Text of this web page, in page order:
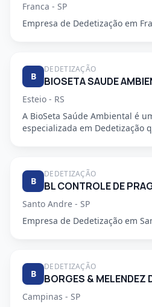
Franca - SP
Empresa de Dedetização em
B
DEDETIZAÇÃO
BIOSETA SAUDE
Esteio - RS
A BioSeta Saúde Ambiental é
especializada em Dedetização
B
DEDETIZAÇÃO
BL CONTROLE DE
Santo Andre - SP
Empresa de Dedetização em
B
DEDETIZAÇÃO
BORGES & MELENDEZ
Campinas - SP